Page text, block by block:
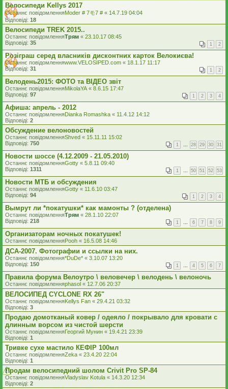
Велосипеди Kellys 2017
Останнє повідомленняModer # 7モ7 # « 14.7.19 04:04
Відповіді: 18
Велосипеди TREK 2015..
Останнє повідомленняТрям « 23.10.17 08:45
Відповіді: 35 1 2
Розіграш серед власників дисконтних карток Велокиєва!
Останнє повідомленняwww.VELOSIPED.com « 18.1.17 11:17
Відповіді: 31 1 2
Велодень2015: ФОТО та ВІДЕО звіт
Останнє повідомленняMikolaYA « 8.6.15 17:47
Відповіді: 97 1 2 3 4
Афиша: апрель - 2012
Останнє повідомленняDianka Romashka « 11.4.12 14:12
Відповіді: 2
Обсуждение велоновостей
Останнє повідомленняShved « 15.11.11 15:02
Відповіді: 750 1 … 28 29 30 31
Новости шоссе (4.12.2009 - 21.05.2010)
Останнє повідомленняGotty « 5.8.11 09:40
Відповіді: 1311 1 … 50 51 52 53
Новости МТБ и обсуждения
Останнє повідомленняGotty « 11.6.10 03:47
Відповіді: 94 1 2 3 4
Вымрут ли *покатушки* как мамонты ? (отделена)
Останнє повідомленняТрям « 28.1.10 22:07
Відповіді: 218 1 … 6 7 8 9
Организаторам ночных покатушек!
Останнє повідомленняPooh « 16.5.08 14:46
ДСА-2007. Фотографии и ссылки на них.
Останнє повідомлення*DuDe* « 3.10.07 13:20
Відповіді: 150 1 … 4 5 6 7
Правила форума Велоутро \ веловечер \ велодень \ велоночь
Останнє повідомленняphasol « 12.7.06 20:37
ВЕЛОСИПЕД CYCLONE RX 26"
Останнє повідомленняKellys Fan « 29.4.21 03:32
Відповіді: 3
Продаю домотканый ковер / одеяло / покрывало для кровати с
длинным ворсом из чистой шерсти
Останнє повідомленняГеоргий Мунин « 19.4.21 23:39
Відповіді: 1
Тривке сухе мастило КЕФІР 100мл
Останнє повідомленняZeka « 23.4.20 22:04
Відповіді: 1
Продам велосипедний шолом Crivit Pro SP-84
Останнє повідомленняVladyslav Kotula « 14.3.20 12:34
Відповіді: 2